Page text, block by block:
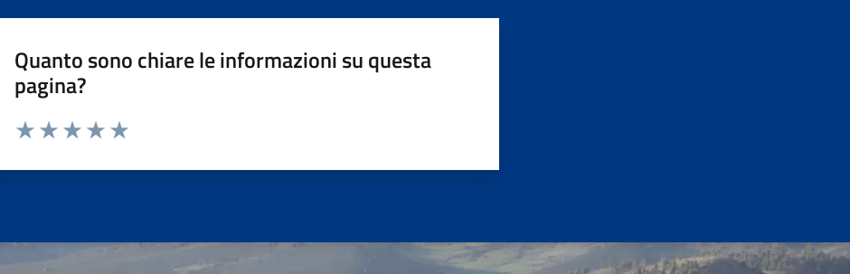
Quanto sono chiare le informazioni su questa
pagina?
Valuta da 1 a 5 stelle la pagina